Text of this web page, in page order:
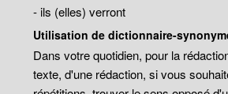
- ils (elles) verront
Utilisation de dictionnaire-
Dans votre quotidien, pour la
texte, d'une rédaction, si vous